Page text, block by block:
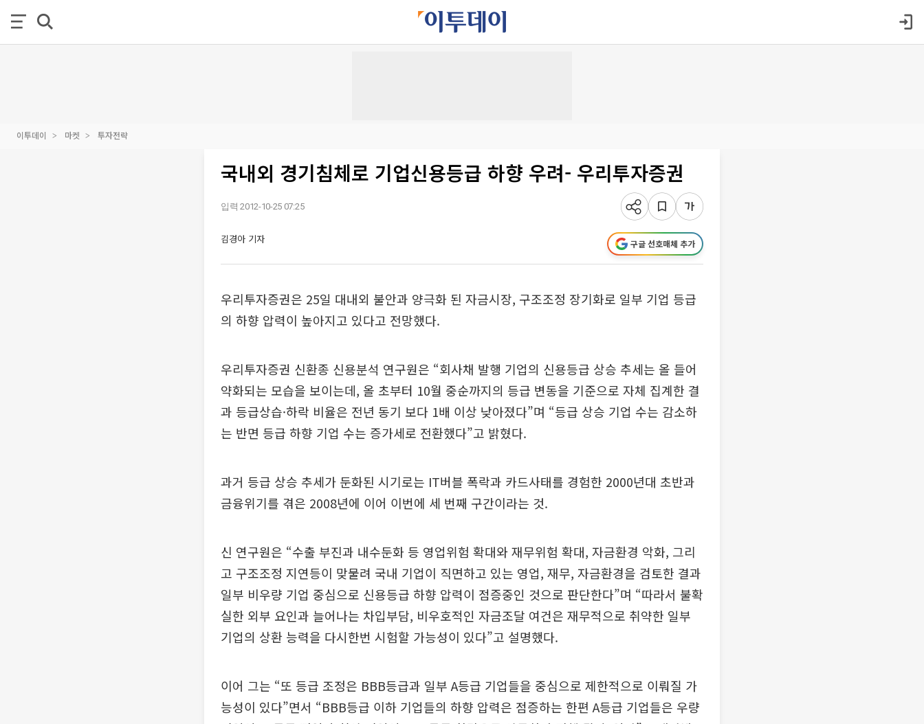
이투데이 마켓 투자전략
국내외 경기침체로 기업신용등급 하향 우려- 우리투자증권
입력 2012-10-25 07:25
김경아 기자 구글 선호매체 추가
우리투자증권은 25일 대내외 불안과 양극화 된 자금시장, 구조조정 장기화로 일부 기업 등급
의 하향 압력이 높아지고 있다고 전망했다.
우리투자증권 신환종 신용분석 연구원은 “회사채 발행 기업의 신용등급 상승 추세는 올 들어
약화되는 모습을 보이는데, 올 초부터 10월 중순까지의 등급 변동을 기준으로 자체 집계한 결
과 등급상습·하락 비율은 전년 동기 보다 1배 이상 낮아졌다”며 “등급 상승 기업 수는 감소하
는 반면 등급 하향 기업 수는 증가세로 전환했다”고 밝혔다.
과거 등급 상승 추세가 둔화된 시기로는 IT버블 폭락과 카드사태를 경험한 2000년대 초반과
금융위기를 겪은 2008년에 이어 이번에 세 번째 구간이라는 것.
신 연구원은 “수출 부진과 내수둔화 등 영업위험 확대와 재무위험 확대, 자금환경 악화, 그리
고 구조조정 지연등이 맞물려 국내 기업이 직면하고 있는 영업, 재무, 자금환경을 검토한 결과
일부 비우량 기업 중심으로 신용등급 하향 압력이 점증중인 것으로 판단한다”며 “따라서 불확
실한 외부 요인과 늘어나는 차입부담, 비우호적인 자금조달 여건은 재무적으로 취약한 일부
기업의 상환 능력을 다시한번 시험할 가능성이 있다”고 설명했다.
이어 그는 “또 등급 조정은 BBB등급과 일부 A등급 기업들을 중심으로 제한적으로 이뤄질 가
능성이 있다”면서 “BBB등급 이하 기업들의 하향 압력은 점증하는 한편 A등급 기업들은 우량